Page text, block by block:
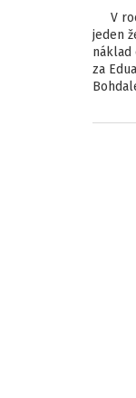
V
jeden
náklad
za